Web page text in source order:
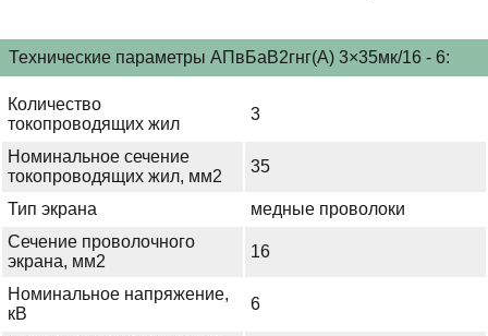
Технические параметры АПвБаВ2гнг(А) 3×35мк/16 - 6:
Количество
токопроводящих жил
3
Номинальное сечение
токопроводящих жил, мм2
35
Тип экрана
медные проволоки
Сечение проволочного
экрана, мм2
16
Номинальное напряжение,
кВ
6